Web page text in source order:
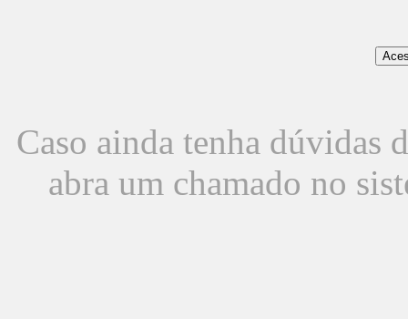
Caso ainda tenha dúvidas
abra um chamado no